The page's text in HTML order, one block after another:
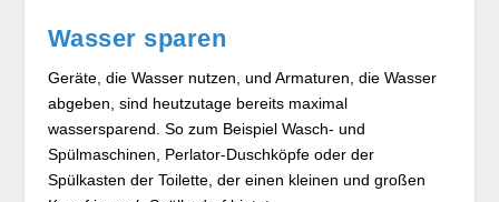
Wasser sparen
Geräte, die Wasser nutzen, und Armaturen, die Wasser
abgeben, sind heutzutage bereits maximal
wassersparend. So zum Beispiel Wasch- und
Spülmaschinen, Perlator-Duschköpfe oder der
Spülkasten der Toilette, der einen kleinen und großen